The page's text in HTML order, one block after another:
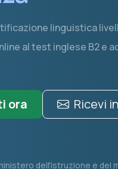
linguistica
al test inglese B2 e
ora Ricevi
dell'istruzione e del